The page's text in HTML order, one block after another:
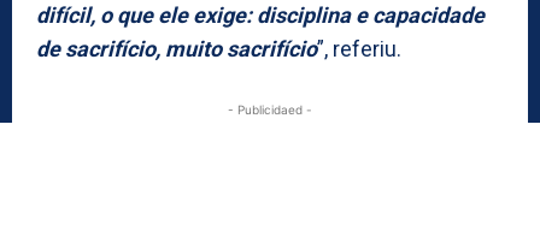
difícil, o que ele exige: disciplina e capacidade
de sacrifício, muito sacrifício”, referiu.
- Publicidaed -